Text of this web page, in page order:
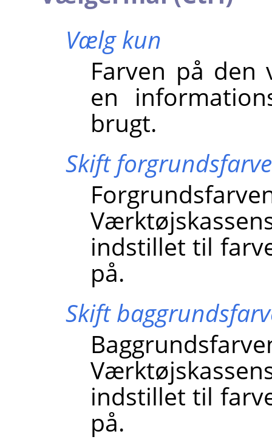
Vælg kun
Farven på
en
brugt.
Skift forgrundsfarve
indstillet til
på.
Skift
indstillet til
på.